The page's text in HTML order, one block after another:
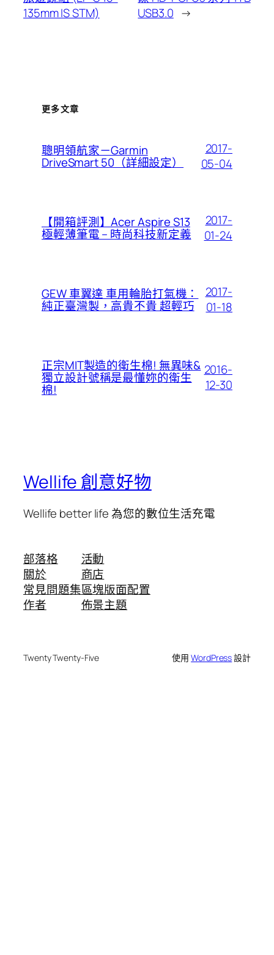
135mm IS STM)
USB3.0 →
更多文章
聰明領航家－Garmin
DriveSmart 50（詳細設定）
2017-
05-04
【開箱評測】Acer Aspire S13
極輕薄筆電 – 時尚科技新定義
2017-
01-24
GEW 車翼達 車用輪胎打氣機：
純正臺灣製，高貴不貴 超輕巧
2017-
01-18
正宗MIT製造的衛生棉! 無異味&
獨立設計號稱是最懂妳的衛生
棉!
2016-
12-30
Wellife 創意好物
Wellife better life 為您的數位生活充電
部落格
關於
常見問題集
作者
活動
商店
區塊版面配置
佈景主題
Twenty Twenty-Five 使用WordPress設計